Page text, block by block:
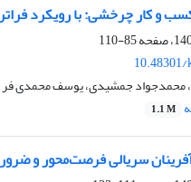
و کار چرخشی: با رویکرد
85-110
10.48301/
محمدجواد جمشیدی، یوسف محمدی فر
1.1 M
سریالی فرصت‌محور و